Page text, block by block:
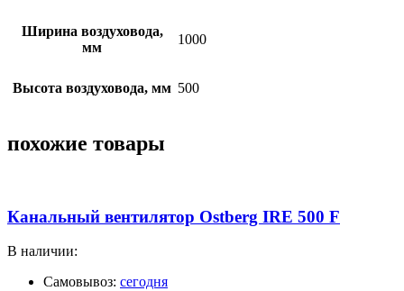
Ширина воздуховода,
мм
1000
Высота воздуховода, мм 500
похожие товары
Канальный вентилятор Ostberg IRE 500 F
В наличии:
Самовывоз: сегодня